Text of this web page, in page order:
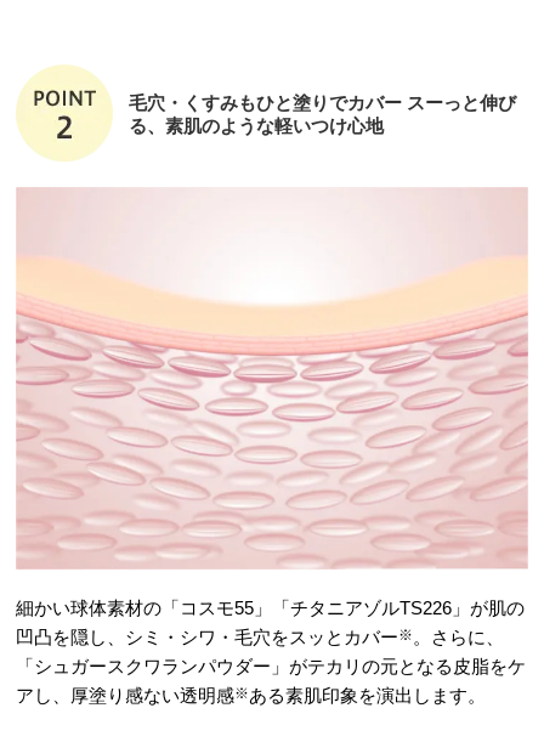
毛穴・くすみもひと塗りでカバー スーっと伸び
る、素肌のような軽いつけ心地
細かい球体素材の「コスモ55」「チタニアゾルTS226」が肌の
凹凸を隠し、シミ・シワ・毛穴をスッとカバー※ 。さらに、
「シュガースクワランパウダー」がテカリの元となる皮脂をケ
アし、厚塗り感ない透明感※ある素肌印象を演出します。